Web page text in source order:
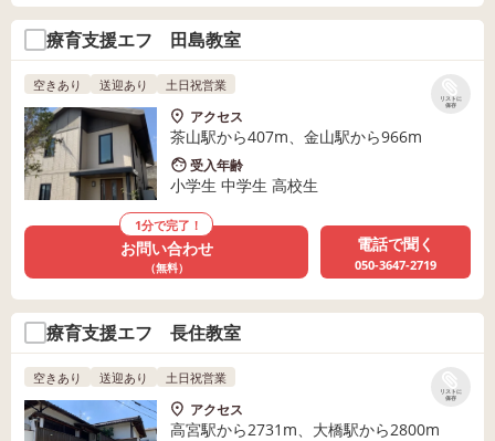
療育支援エフ 田島教室
リストに
保存
空きあり 送迎あり 土日祝営業
アクセス
茶山駅から407m、金山駅から966m
受入年齢
小学生 中学生 高校生
1分で完了！
お問い合わせ
（無料）
電話で聞く
050-3647-2719
療育支援エフ 長住教室
リストに
保存
空きあり 送迎あり 土日祝営業
アクセス
高宮駅から2731m、大橋駅から2800m